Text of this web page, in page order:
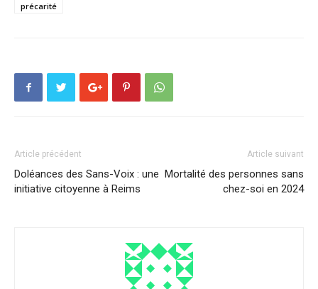
précarité
Article précédent
Doléances des Sans-Voix : une
initiative citoyenne à Reims
Article suivant
Mortalité des personnes sans
chez-soi en 2024